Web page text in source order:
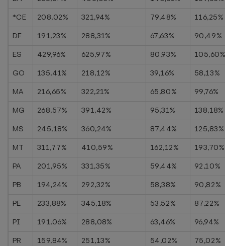
*CE
208,02% 321,94% 79,48%
116,25%
DF
191,23% 288,31% 67,63%
90,49%
ES
429,96% 625,97% 80,93%
GO
135,41% 218,12% 39,16%
58,13%
MA
216,65% 322,21% 65,80%
99,76%
MG
268,57% 391,42% 95,31%
138,18%
MS
245,18% 360,24% 87,44%
125,83%
MT
311,77% 410,59% 162,12%
193,70%
PA
201,95% 331,35% 59,44%
92,10%
PB
194,24% 292,32% 58,38%
90,82%
PE
233,88% 345,18% 53,52%
87,22%
PI
191,06% 288,08% 63,46%
96,94%
PR
159,84% 251,13% 54,02%
75,02%